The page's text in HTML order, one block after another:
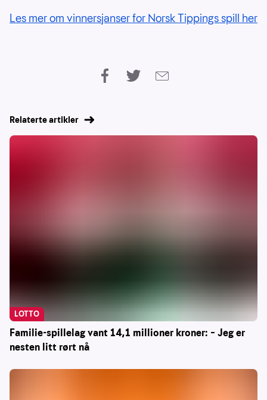
Les mer om vinnersjanser for Norsk Tippings spill her
Relaterte artikler
Familie-spillelag vant 14,1 millioner kroner: – Jeg er
nesten litt rørt nå
LOTTO